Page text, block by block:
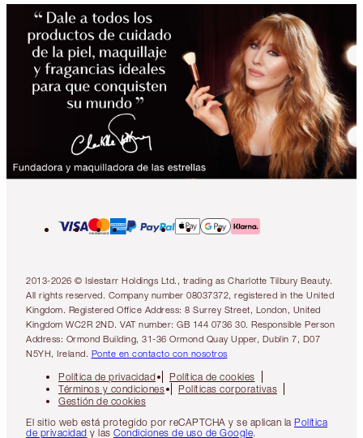
2013-2026 © Islestarr Holdings Ltd., trading as Charlotte Tilbury Beauty.
All rights reserved. Company number 08037372, registered in the United
Kingdom. Registered Office Address: 8 Surrey Street, London, United
Kingdom WC2R 2ND. VAT number: GB 144 0736 30. Responsible Person
Address: Ormond Building, 31-36 Ormond Quay Upper, Dublin 7, D07
N5YH, Ireland. Ponte en contacto con nosotros
Política de privacidad
Política de cookies
Términos y condiciones
Políticas corporativas
Gestión de cookies
El sitio web está protegido por reCAPTCHA y se aplican la Política
de privacidad y las Condiciones de uso de Google.